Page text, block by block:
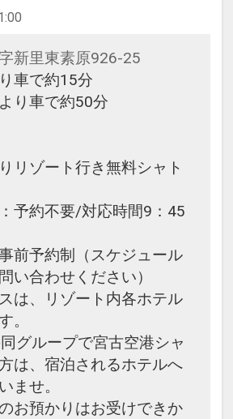
新里東素原926-25
車で約15分
り車で約50分
リゾート行き無料シャト
予約不要/対応時間9：45
前予約制（スケジュール
い合わせください）
は、リゾート内各ホテル
。
グループで宮古空港シャ
は、宿泊されるホテルへ
ませ。
お預かりはお受けできか